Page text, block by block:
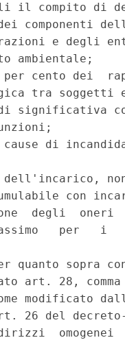
il compito di
componenti
e degli
ambientale;
cento dei
tra soggetti
significativa
di
con
degli  oneri
per   i
quanto sopra
art. 28,
modificato
26 del decreto-
omogenei